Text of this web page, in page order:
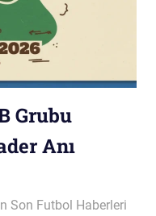
Grubu
Anı
Son Futbol Haberleri